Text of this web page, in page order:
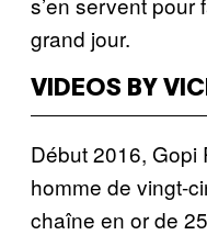
grand jour.
VIDEOS BY
Début 2016, Gopi
homme de vingt-
chaîne en or de